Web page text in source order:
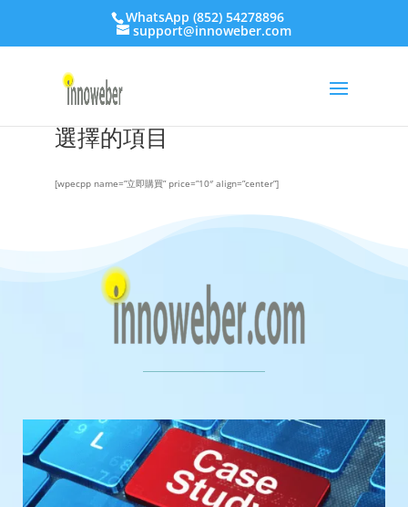
WhatsApp (852) 54278896
support@innoweber.com
選擇的項目
[wpecpp name=”立即購買” price=”10″ align=”center”]